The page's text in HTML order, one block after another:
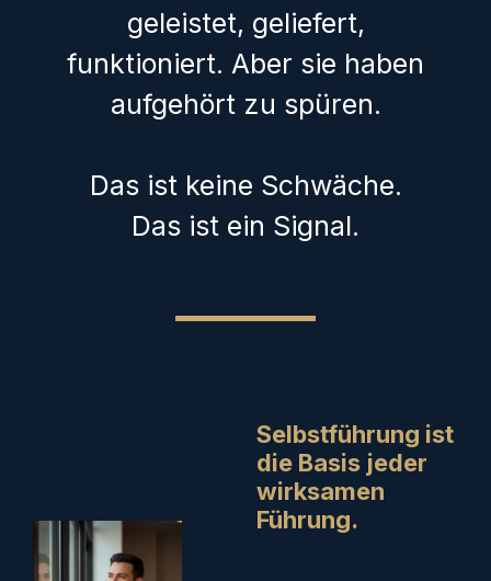
geleistet, geliefert,
funktioniert. Aber sie haben
aufgehört zu spüren.
Das ist keine Schwäche.
Das ist ein Signal.
Selbstführung ist
die Basis jeder
wirksamen
Führung.